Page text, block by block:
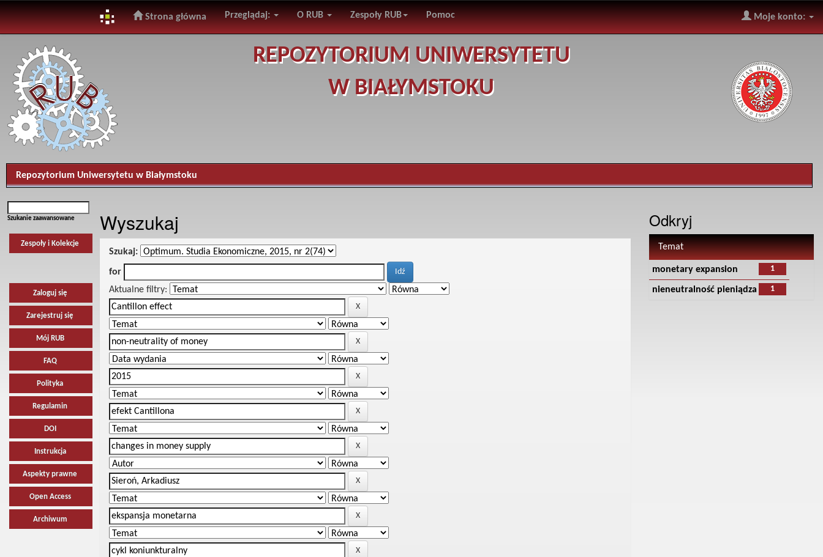
navigation
Strona główna Przeglądaj: O RUB Zespoły RUB Pomoc Moje konto:
REPOZYTORIUM UNIWERSYTETU
W BIAŁYMSTOKU
Repozytorium Uniwersytetu w Białymstoku
Szukanie zaawansowane
Zespoły i Kolekcje
Zaloguj się
Zarejestruj się
Mój RUB
FAQ
Polityka
Regulamin
DOI
Instrukcja
Aspekty prawne
Open Access
Archiwum
Wyszukaj
Szukaj:
for
Aktualne filtry:
Odkryj
Temat
1
monetary expansion
1
nieneutralność pieniądza